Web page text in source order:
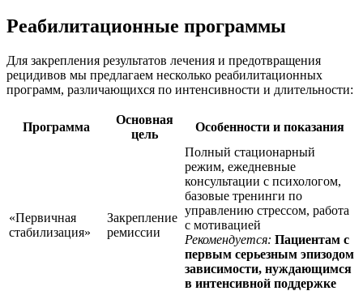
Реабилитационные программы
Для закрепления результатов лечения и предотвращения
рецидивов мы предлагаем несколько реабилитационных
программ, различающихся по интенсивности и длительности:
Программа
Основная
цель
Особенности и показания
«Первичная
стабилизация»
Закрепление
ремиссии
Полный стационарный
режим, ежедневные
консультации с психологом,
базовые тренинги по
управлению стрессом, работа
с мотивацией
Рекомендуется: Пациентам с
первым серьезным эпизодом
зависимости, нуждающимся
в интенсивной поддержке